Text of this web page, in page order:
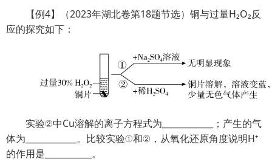
【例4】（2023年湖北卷第18题节选）铜与过量H₂O₂反
应的探究如下：
实验②中Cu溶解的离子方程式为____________；产生的气
体为____________。比较实验①和②，从氧化还原角度说明H⁺
的作用是___________。